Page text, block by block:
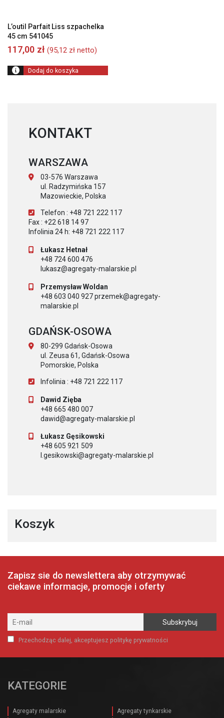
L’outil Parfait Liss szpachelka
45 cm 541045
117,00 zł (95,12 zł netto)
Dodaj do koszyka
KONTAKT
WARSZAWA
03-576 Warszawa
ul. Radzymińska 157
Mazowieckie, Polska
Telefon : +48 721 222 117
Fax : +22 618 14 97
Infolinia 24 h: +48 721 222 117
Łukasz Hetnał
+48 724 600 476
lukasz@agregaty-malarskie.pl
Przemysław Woldan
+48 603 040 927 przemek@agregaty-
malarskie.pl
GDAŃSK-OSOWA
80-299 Gdańsk-Osowa
ul. Zeusa 61, Gdańsk-Osowa
Pomorskie, Polska
Infolinia : +48 721 222 117
Dawid Zięba
+48 665 480 007
dawid@agregaty-malarskie.pl
Łukasz Gęsikowski
+48 605 921 509
l.gesikowski@agregaty-malarskie.pl
Koszyk
Zapisz sie do newslettera aby otrzymywać
ciekawe informacje, promocje i oferty
Przechodząc dalej, akceptujesz politykę prywatności
KATEGORIE
Agregaty malarskie
Agregaty tynkarskie